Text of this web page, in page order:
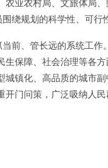
业农村局、文旅体局、
绕规划的科学性、可行
前、管长远的系统工作
生保障、社会治理等各
城镇化、高品质的城市
门问策，广泛吸纳人